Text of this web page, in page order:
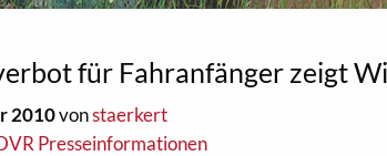
für Fahranfänger zeigt
2010vonstaerkert
Presseinformationen